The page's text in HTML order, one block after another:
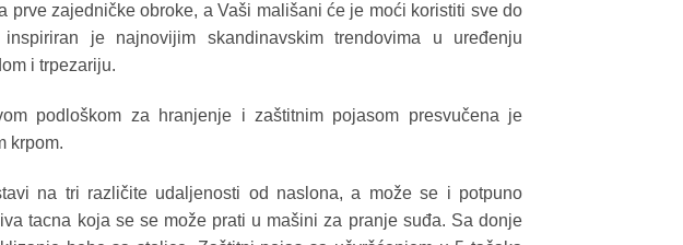
prve zajedničke obroke, a Vaši mališani će je moći koristiti sve do
je najnovijim skandinavskim trendovima u uređenju
i trpezariju.
podloškom za hranjenje i zaštitnim pojasom presvučena je
krpom.
na tri različite udaljenosti od naslona, a može se i potpuno
tacna koja se se može prati u mašini za pranje suđa. Sa donje